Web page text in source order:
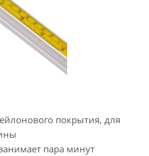
покрытия, для
пара минут